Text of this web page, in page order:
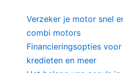
Verzeker je motor snel
combi motors
Financieringsopties
kredieten en meer